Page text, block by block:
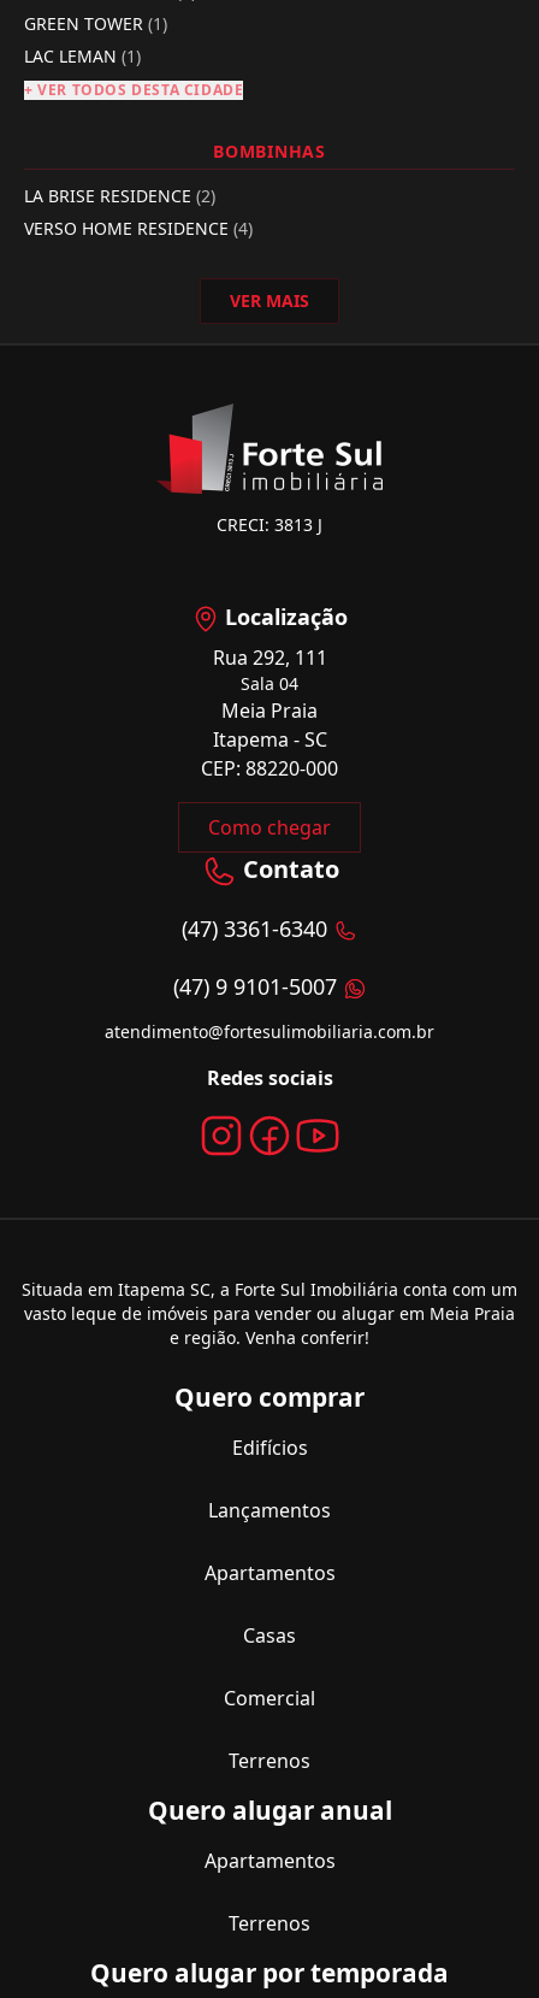
GREEN TOWER (1)
LAC LEMAN (1)
+ VER TODOS DESTA CIDADE
BOMBINHAS
LA BRISE RESIDENCE (2)
VERSO HOME RESIDENCE (4)
VER MAIS
CRECI: 3813 J
Localização
Rua 292, 111
Sala 04
Meia Praia
Itapema - SC
CEP: 88220-000
Como chegar
Contato
(47) 3361-6340
(47) 9 9101-5007
atendimento@fortesulimobiliaria.com.br
Redes sociais
Situada em Itapema SC, a Forte Sul Imobiliária conta com um
vasto leque de imóveis para vender ou alugar em Meia Praia
e região. Venha conferir!
Quero comprar
Edifícios
Lançamentos
Apartamentos
Casas
Comercial
Terrenos
Quero alugar anual
Apartamentos
Terrenos
Quero alugar por temporada